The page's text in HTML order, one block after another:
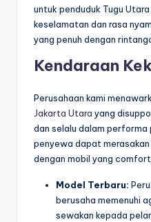
untuk penduduk Tugu
keselamatan dan rasa
yang penuh dengan
Kendaraan
Perusahaan kami
Jakarta Utara yang
dan selalu dalam performa
penyewa dapat
dengan mobil yang
Model Terbaru:
berusaha memenuhi
sewakan kepada